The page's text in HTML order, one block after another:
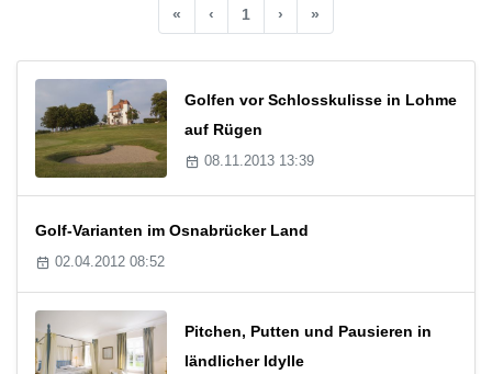
« ‹ 1 › »
Golfen vor Schlosskulisse in Lohme
auf Rügen
08.11.2013 13:39
Golf-Varianten im Osnabrücker Land
02.04.2012 08:52
Pitchen, Putten und Pausieren in
ländlicher Idylle